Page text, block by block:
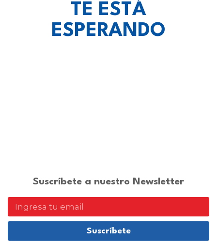
TE ESTÁ
ESPERANDO
Suscríbete a nuestro Newsletter
Suscríbete